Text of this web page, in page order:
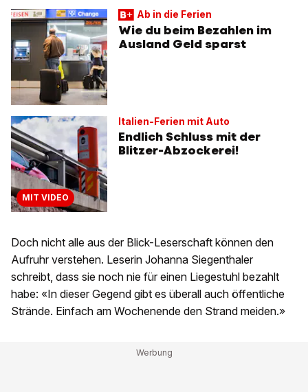
Ab in die Ferien
Wie du beim Bezahlen im
Ausland Geld sparst
MIT VIDEO
Italien-Ferien mit Auto
Endlich Schluss mit der
Blitzer-Abzockerei!
Doch nicht alle aus der Blick-Leserschaft können den
Aufruhr verstehen. Leserin Johanna Siegenthaler
schreibt, dass sie noch nie für einen Liegestuhl bezahlt
habe: «In dieser Gegend gibt es überall auch öffentliche
Strände. Einfach am Wochenende den Strand meiden.»